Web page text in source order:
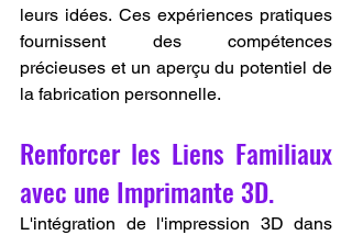
leurs idées. Ces expériences pratiques
fournissent des compétences
précieuses et un aperçu du potentiel de
la fabrication personnelle.
Renforcer les Liens Familiaux
avec une Imprimante 3D.
L'intégration de l'impression 3D dans